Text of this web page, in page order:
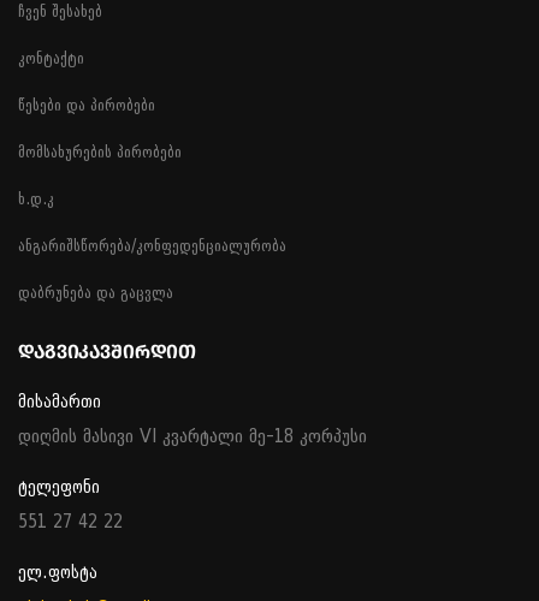
ჩვენ შესახებ
კონტაქტი
წესები და პირობები
მომსახურების პირობები
ხ.დ.კ
ანგარიშსწორება/კონფედენციალურობა
დაბრუნება და გაცვლა
ᲓᲐᲒᲕᲘᲙᲐᲕᲨᲘᲠᲓᲘᲗ
მისამართი
დიღმის მასივი VI კვარტალი მე-18 კორპუსი
ტელეფონი
551 27 42 22
ელ.ფოსტა